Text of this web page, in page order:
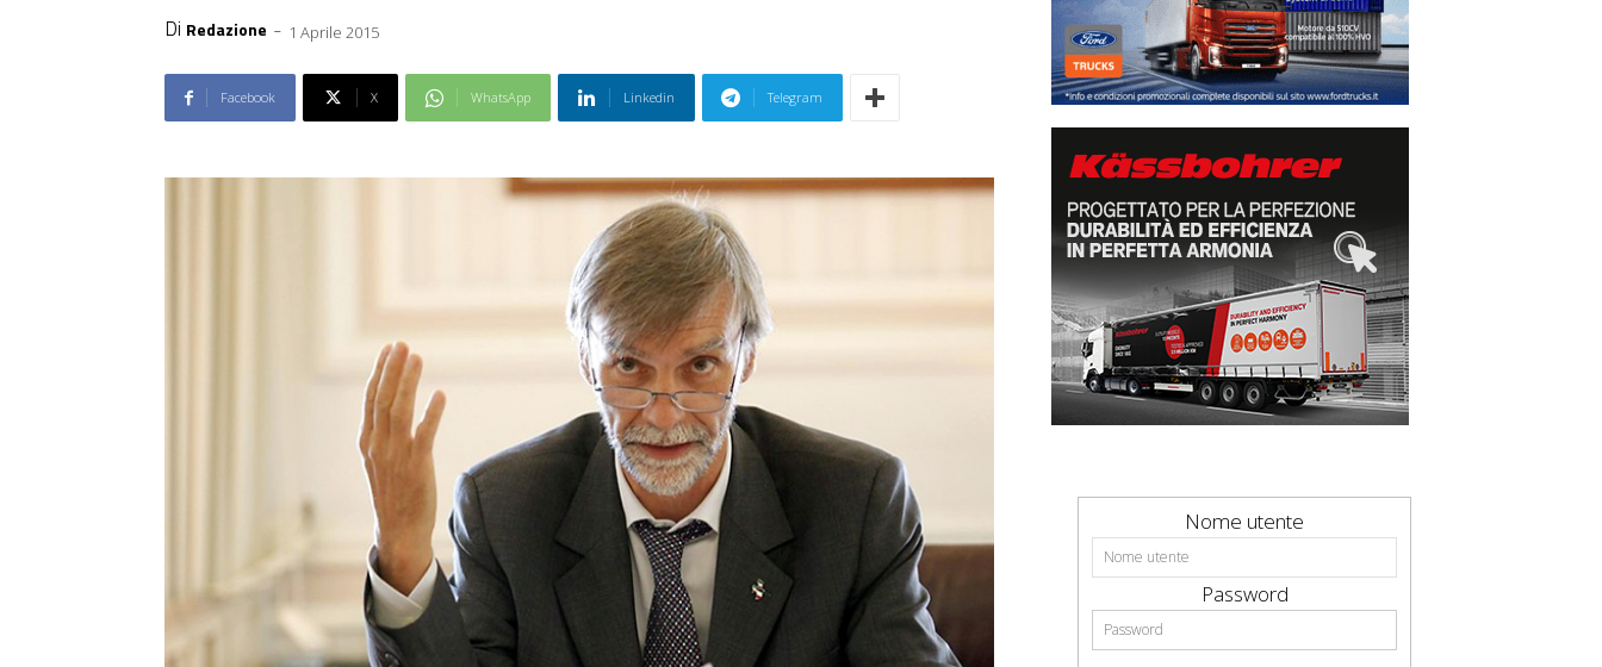
Di Redazione - 1 Aprile 2015
Facebook X WhatsApp Linkedin Telegram
Nome utente
Password